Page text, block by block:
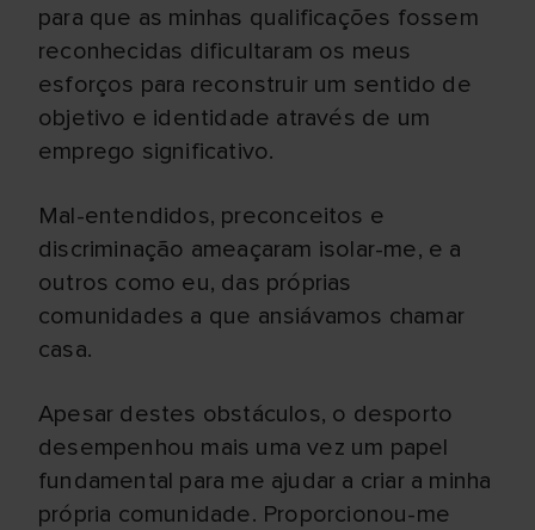
para que as minhas qualificações fossem
reconhecidas dificultaram os meus
esforços para reconstruir um sentido de
objetivo e identidade através de um
emprego significativo.
Mal-entendidos, preconceitos e
discriminação ameaçaram isolar-me, e a
outros como eu, das próprias
comunidades a que ansiávamos chamar
casa.
Apesar destes obstáculos, o desporto
desempenhou mais uma vez um papel
fundamental para me ajudar a criar a minha
própria comunidade. Proporcionou-me